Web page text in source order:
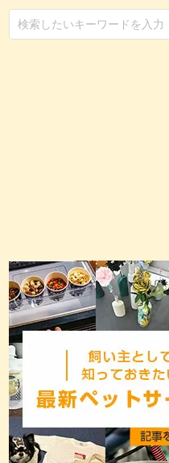
犬のケア・お手入れ
猫のケア・お手入れ